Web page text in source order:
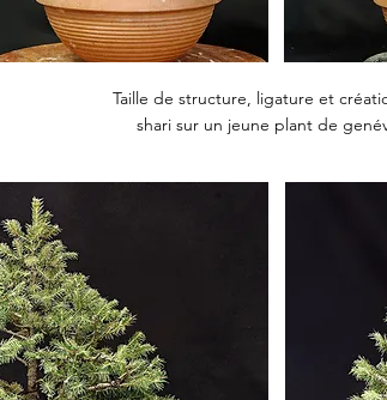
Taille de structure, ligature et
shari sur un jeune plant de